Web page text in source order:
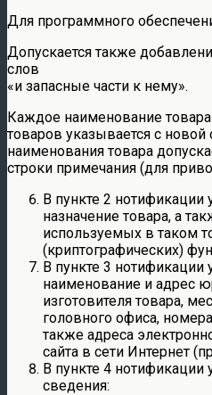
Для программного
Допускается также
слов
«и запасные части к нему».
Каждое наименование
товаров указывается с новой
наименования товара
строки примечания (для
В пункте 2 нотификации
назначение товара, а
используемых в таком
(криптографических)
В пункте 3 нотификации
наименование и адрес
изготовителя товара,
головного офиса,
также адреса
сайта в сети Интернет
В пункте 4
сведения: